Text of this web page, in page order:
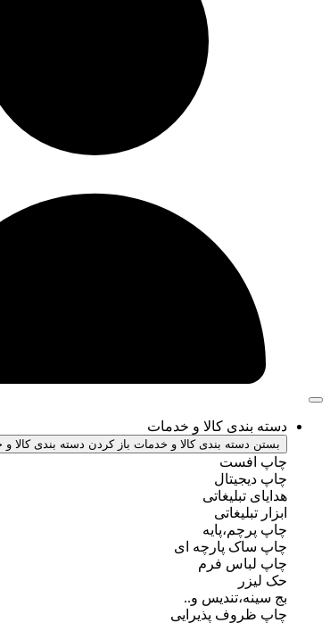
دسته بندی کالا و خدمات
بستن دسته بندی کالا و خدمات باز کردن دسته بندی کالا
چاپ افست
چاپ دیجیتال
هدایای تبلیغاتی
ابزار تبلیغاتی
چاپ پرچم،پایه
چاپ ساک پارچه ای
چاپ لباس فرم
حک لیزر
بج سینه،تندیس و..
چاپ ظروف پذیرایی